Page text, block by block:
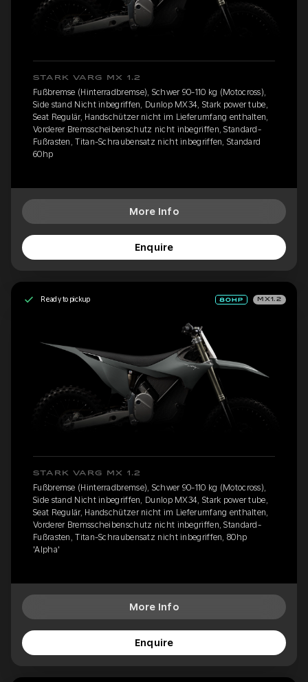
STARK VARG MX 1.2
Fußbremse (Hinterradbremse), Schwer 90-110 kg (Motocross),
Side stand Nicht inbegriffen, Dunlop MX34, Stark power tube,
Seat Regulär, Handschützer nicht im Lieferumfang enthalten,
Vorderer Bremsscheibenschutz nicht inbegriffen, Standard-
Fußrasten, Titan-Schraubensatz nicht inbegriffen, Standard
60hp
More Info
Enquire
Ready to pickup MX1.2
STARK VARG MX 1.2
Fußbremse (Hinterradbremse), Schwer 90-110 kg (Motocross),
Side stand Nicht inbegriffen, Dunlop MX34, Stark power tube,
Seat Regulär, Handschützer nicht im Lieferumfang enthalten,
Vorderer Bremsscheibenschutz nicht inbegriffen, Standard-
Fußrasten, Titan-Schraubensatz nicht inbegriffen, 80hp
'Alpha'
More Info
Enquire